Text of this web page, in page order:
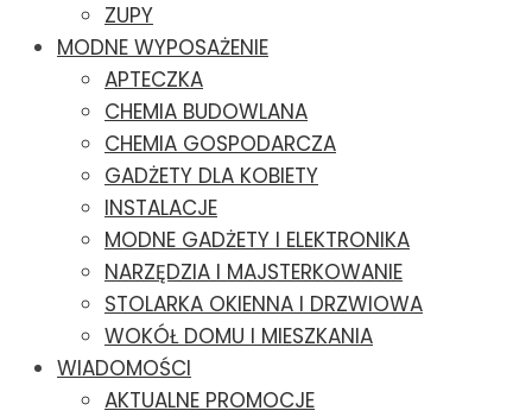
ZUPY
MODNE WYPOSAŻENIE
APTECZKA
CHEMIA BUDOWLANA
CHEMIA GOSPODARCZA
GADŻETY DLA KOBIETY
INSTALACJE
MODNE GADŻETY I ELEKTRONIKA
NARZĘDZIA I MAJSTERKOWANIE
STOLARKA OKIENNA I DRZWIOWA
WOKÓŁ DOMU I MIESZKANIA
WIADOMOŚCI
AKTUALNE PROMOCJE